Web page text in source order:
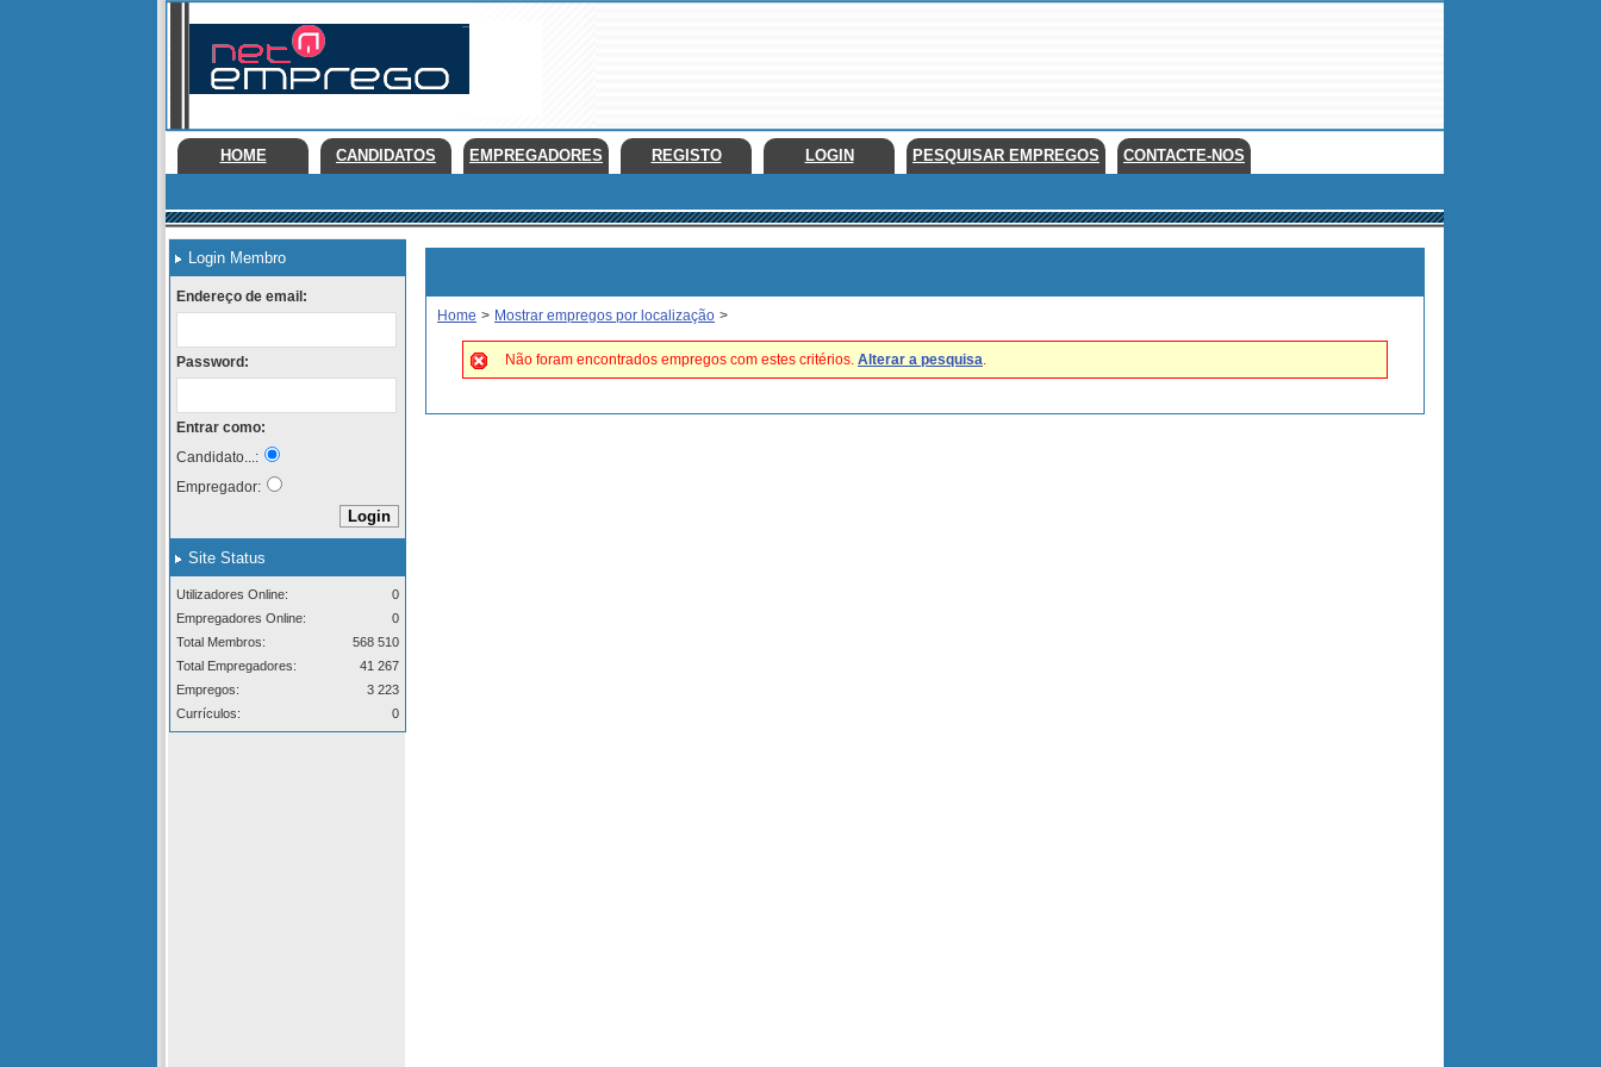
HOME CANDIDATOS EMPREGADORES REGISTO LOGIN PESQUISAR EMPREGOS CONTACTE-NOS
Login Membro
Endereço de email:
Password:
Entrar como:
Candidato...:
Empregador:
Site Status
Utilizadores Online:
0
Empregadores Online:
0
Total Membros:
568 510
Total Empregadores:
41 267
Empregos:
3 223
Currículos:
0
Home > Mostrar empregos por localização >
Não foram encontrados empregos com estes critérios. Alterar a pesquisa.